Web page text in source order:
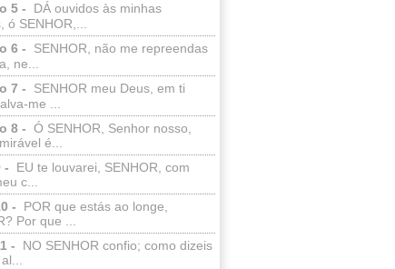
5 -
DÁ ouvidos às minhas
ó SENHOR,...
6 -
SENHOR, não me repreendas
ne...
7 -
SENHOR meu Deus, em ti
me ...
8 - Ó SENHOR, Senhor nosso,
é...
-
EU te louvarei, SENHOR, com
c...
-
POR que estás ao longe,
Por que ...
-
NO SENHOR confio; como dizeis